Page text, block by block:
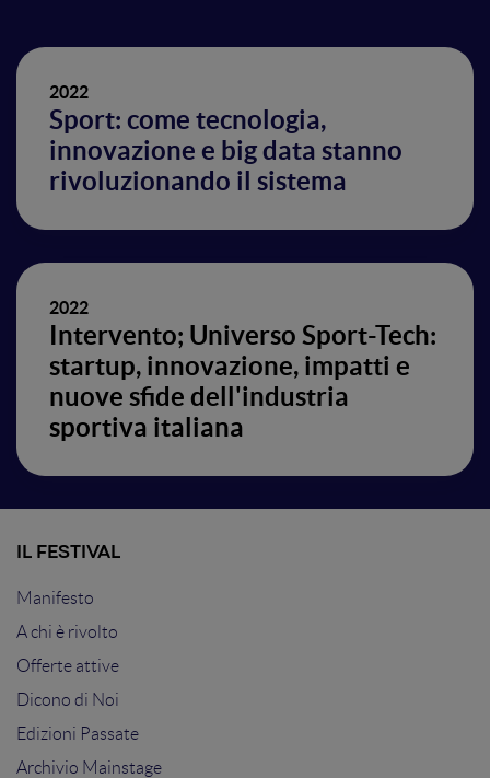
2022
Sport: come tecnologia,
innovazione e big data stanno
rivoluzionando il sistema
2022
Intervento; Universo Sport-Tech:
startup, innovazione, impatti e
nuove sfide dell'industria
sportiva italiana
IL FESTIVAL
Manifesto
A chi è rivolto
Offerte attive
Dicono di Noi
Edizioni Passate
Archivio Mainstage